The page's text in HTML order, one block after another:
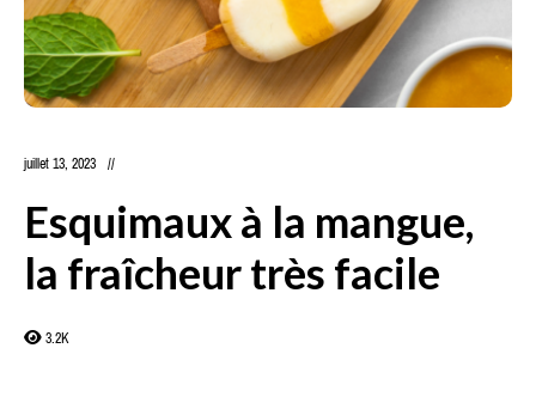
juillet 13, 2023
Esquimaux à la mangue,
la fraîcheur très facile
3.2K